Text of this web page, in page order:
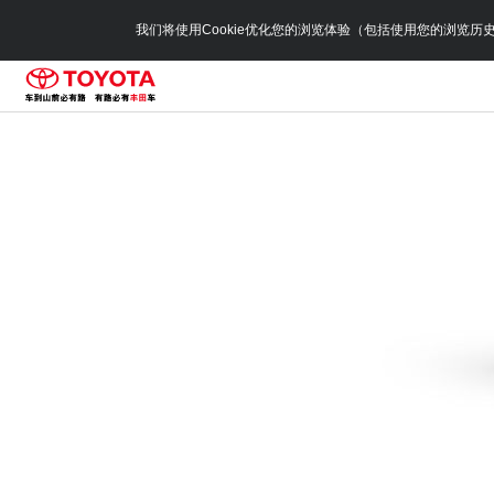
我们将使用Cookie优化您的浏览体验（包括使用您的浏览历